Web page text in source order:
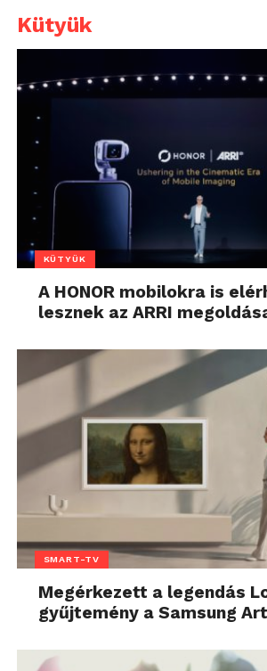
Kütyük
KÜTYÜK
A HONOR mobilokra is
lesznek az ARRI
SMART-TV
Megérkezett a legendás
gyűjtemény a Samsung